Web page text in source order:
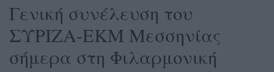
Γενική συνέλευση του
ΣΥΡΙΖΑ-ΕΚΜ Μεσσηνίας
σήμερα στη Φιλαρμονική